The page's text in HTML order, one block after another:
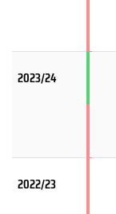
2023/24
2022/23